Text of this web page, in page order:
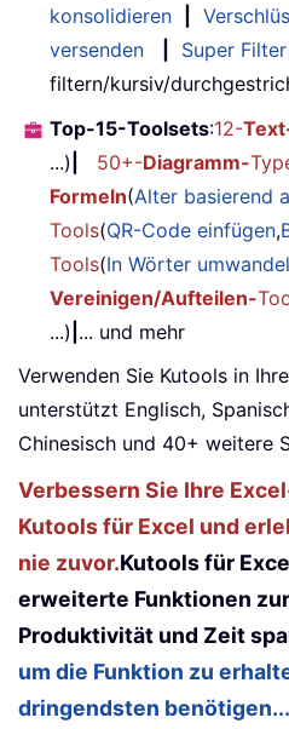
konsolidieren
versenden
Super Filter
filtern/kursiv/
Top-15-Toolsets:12-
...)
50+-Diagramm-
Formeln(Alter basierend
Tools(QR-Code einfügen,
Tools(In Wörter
Vereinigen/Aufteilen-
...) ... und mehr
Verwenden Sie Kutools in
unterstützt Englisch,
Chinesisch und 40+ weitere
Verbessern Sie Ihre
Kutools für Excel und
nie zuvor.Kutools für
erweiterte Funktionen
Produktivität und Zeit
um die Funktion zu
dringendsten benötigen...